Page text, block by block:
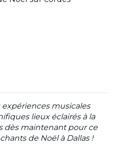
musicales
lieux éclairés à la
dès maintenant pour ce
de Noël à Dallas !